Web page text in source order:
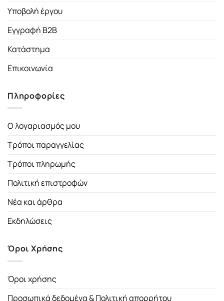
Υποβολή έργου
Εγγραφή B2B
Κατάστημα
Επικοινωνία
Πληροφορίες
Ο λογαριασμός μου
Τρόποι παραγγελίας
Τρόποι πληρωμής
Πολιτική επιστροφών
Νέα και άρθρα
Εκδηλώσεις
Όροι Χρήσης
Όροι χρήσης
Προσωπικά δεδομένα & Πολιτική απορρήτου